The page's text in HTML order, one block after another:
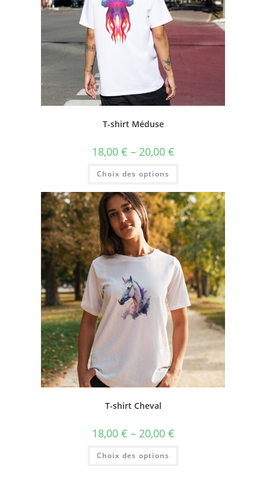
T-shirt Méduse
18,00 € – 20,00 €
Choix des options
T-shirt Cheval
18,00 € – 20,00 €
Choix des options